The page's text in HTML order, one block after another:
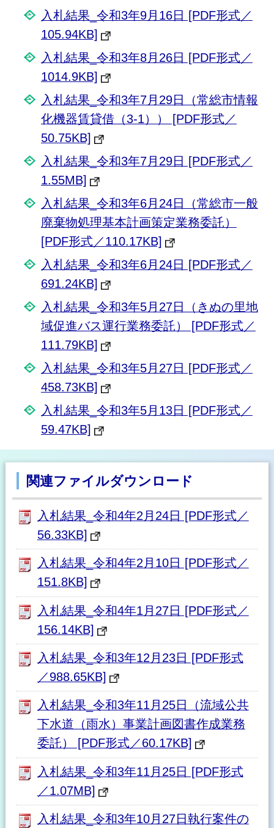
入札結果_令和3年9月16日 [PDF形式／
105.94KB]
入札結果_令和3年8月26日 [PDF形式／
1014.9KB]
入札結果_令和3年7月29日（常総市情報
化機器賃貸借（3-1）） [PDF形式／
50.75KB]
入札結果_令和3年7月29日 [PDF形式／
1.55MB]
入札結果_令和3年6月24日（常総市一般
廃棄物処理基本計画策定業務委託）
[PDF形式／110.17KB]
入札結果_令和3年6月24日 [PDF形式／
691.24KB]
入札結果_令和3年5月27日（きぬの里地
域促進バス運行業務委託） [PDF形式／
111.79KB]
入札結果_令和3年5月27日 [PDF形式／
458.73KB]
入札結果_令和3年5月13日 [PDF形式／
59.47KB]
関連ファイルダウンロード
入札結果_令和4年2月24日 [PDF形式／
56.33KB]
入札結果_令和4年2月10日 [PDF形式／
151.8KB]
入札結果_令和4年1月27日 [PDF形式／
156.14KB]
入札結果_令和3年12月23日 [PDF形式
／988.65KB]
入札結果_令和3年11月25日（流域公共
下水道（雨水）事業計画図書作成業務
委託） [PDF形式／60.17KB]
入札結果_令和3年11月25日 [PDF形式
／1.07MB]
入札結果_令和3年10月27日執行案件の